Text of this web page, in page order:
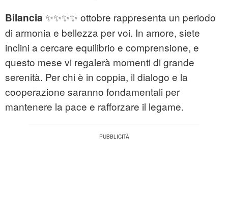
Bilancia ✨✨✨✨ ottobre rappresenta un periodo
di armonia e bellezza per voi. In amore, siete
inclini a cercare equilibrio e comprensione, e
questo mese vi regalerà momenti di grande
serenità. Per chi è in coppia, il dialogo e la
cooperazione saranno fondamentali per
mantenere la pace e rafforzare il legame.